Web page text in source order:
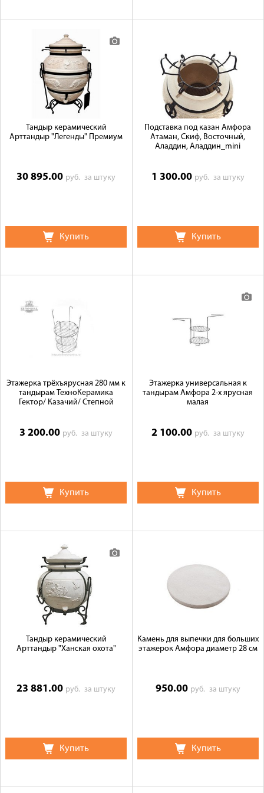
Тандыр керамический
Арттандыр "Легенды" Премиум
30 895.00 руб.за штуку
Купить
Подставка под казан Амфора
Атаман, Скиф, Восточный,
Аладдин, Аладдин_mini
1 300.00 руб. за штуку
Купить
Этажерка трёхъярусная 280 мм к
тандырам ТехноКерамика
Гектор/ Казачий/ Степной
3 200.00 руб.за штуку
Купить
Этажерка универсальная к
тандырам Амфора 2-х ярусная
малая
2 100.00 руб. за штуку
Купить
Тандыр керамический
Арттандыр "Ханская охота"
23 881.00 руб.за штуку
Купить
Камень для выпечки для больших
этажерок Амфора диаметр 28 см
950.00 руб. за штуку
Купить